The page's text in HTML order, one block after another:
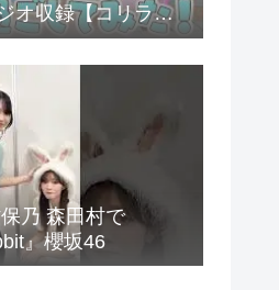
オ収録【コリラッ
乃 森田村で
』櫻坂46